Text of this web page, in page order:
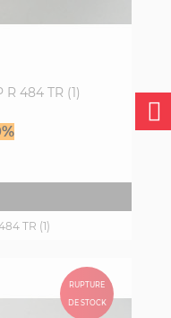
R 484 TR (1)
Prix
TR (1)
RUPTURE
DE STOCK